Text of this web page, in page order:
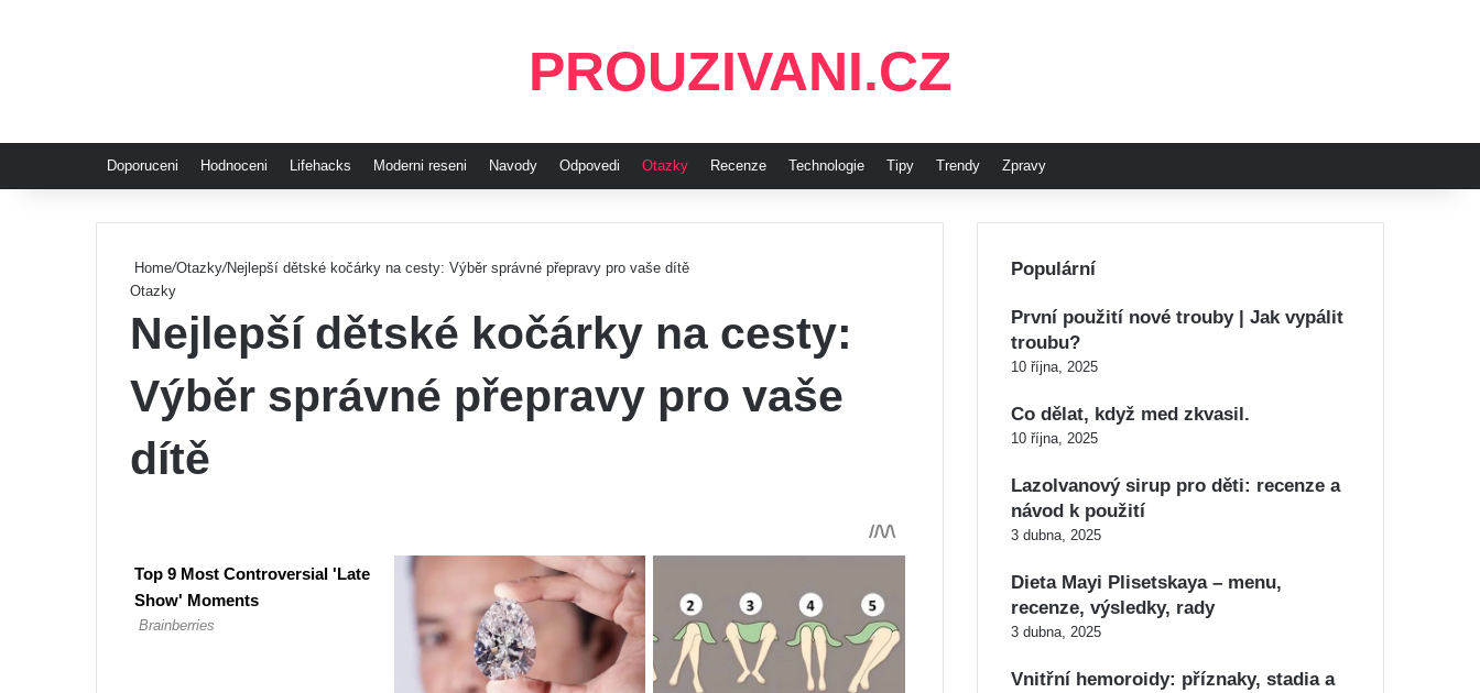
PROUZIVANI.CZ
Doporuceni Hodnoceni Lifehacks Moderni reseni Navody Odpovedi Otazky Recenze Technologie Tipy Trendy Zpravy
Home/Otazky/Nejlepší dětské kočárky na cesty: Výběr správné přepravy pro vaše dítě
Otazky
Nejlepší dětské kočárky na cesty:
Výběr správné přepravy pro vaše
dítě
Populární
První použití nové trouby | Jak vypálit
troubu?
10 října, 2025
Co dělat, když med zkvasil.
10 října, 2025
Lazolvanový sirup pro děti: recenze a
návod k použití
3 dubna, 2025
Dieta Mayi Plisetskaya – menu,
recenze, výsledky, rady
3 dubna, 2025
Vnitřní hemoroidy: příznaky, stadia a